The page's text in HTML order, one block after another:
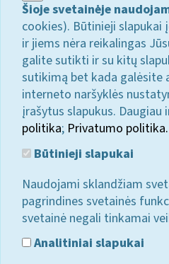
Šioje svetainėje
cookies). Būtinieji
ir jiems nėra reikalingas
galite sutikti ir su kitų
sutikimą bet kada galėsite
interneto naršyklės
įrašytus slapukus. Daugiau
politika; Privatumo politika.
Būtinieji slapukai
Naudojami sklandžiam
pagrindines svetainės
svetainė negali tinkamai
Analitiniai slapukai